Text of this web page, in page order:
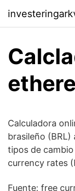
Calculadora
brasileño (BRL)
tipos de
currency rates
Fuente: free